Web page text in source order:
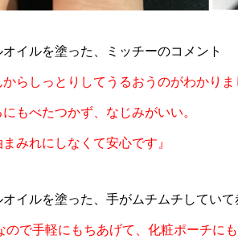
イルを塗った、ミッチーのコメント
からしっとりしてうるおうのがわかりま
もべたつかず、なじみがいい。
みれにしなくて安心です』
イルを塗った、手がムチムチしてい
ので手軽にもちあげて、化粧ポーチに